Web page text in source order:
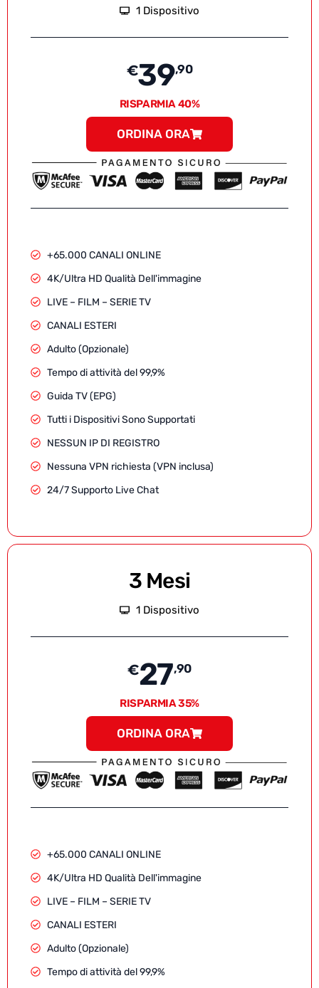
1 Dispositivo
€39,90
RISPARMIA 40%
ORDINA ORA
+65.000 CANALI ONLINE
4K/Ultra HD Qualità Dell'immagine
LIVE – FILM – SERIE TV
CANALI ESTERI
Adulto (Opzionale)
Tempo di attività del 99,9%
Guida TV (EPG)
Tutti i Dispositivi Sono Supportati
NESSUN IP DI REGISTRO
Nessuna VPN richiesta (VPN inclusa)
24/7 Supporto Live Chat
3 Mesi
1 Dispositivo
€27,90
RISPARMIA 35%
ORDINA ORA
+65.000 CANALI ONLINE
4K/Ultra HD Qualità Dell'immagine
LIVE – FILM – SERIE TV
CANALI ESTERI
Adulto (Opzionale)
Tempo di attività del 99,9%